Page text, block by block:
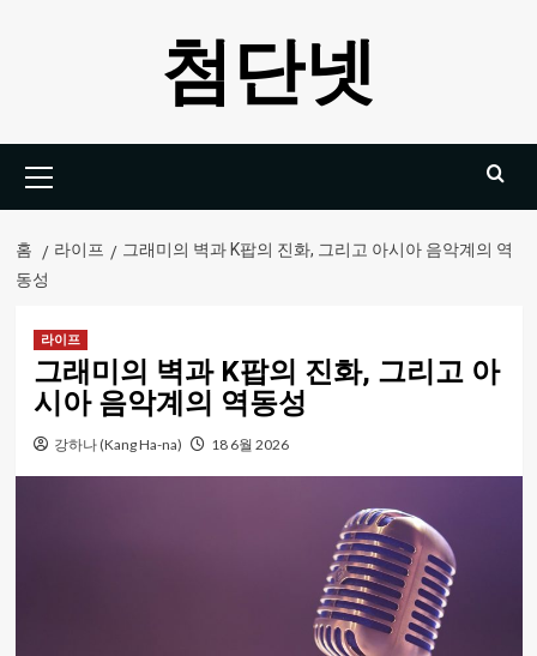
첨단넷
본
메
홈 라이프
그래미의 벽과 K팝의 진화, 그리고 아시아 음악계의 역
동성
라이프
그래미의 벽과 K팝의 진화, 그리고 아
시아 음악계의 역동성
강하나 (Kang Ha-na) 18 6월 2026